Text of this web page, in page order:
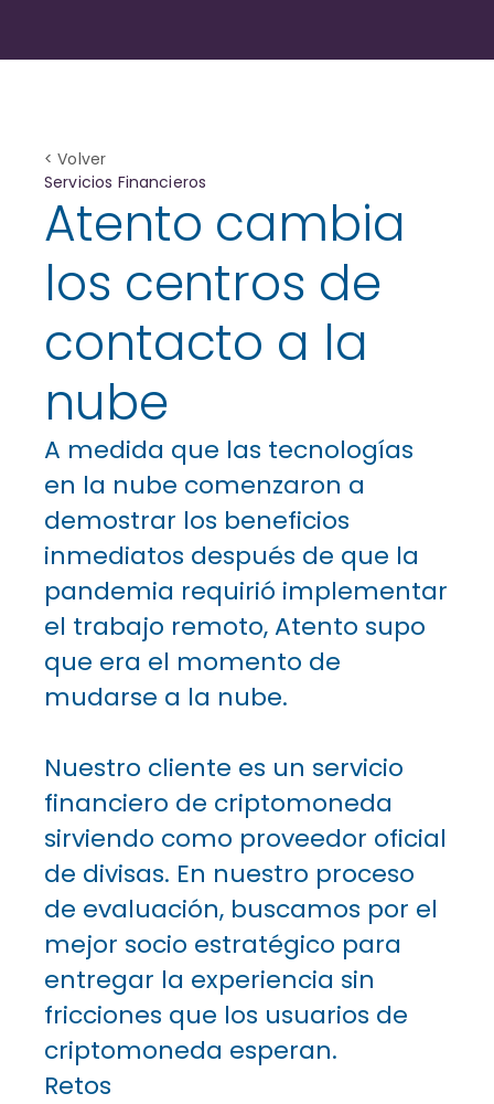
< Volver
Servicios Financieros
Atento cambia
los centros de
contacto a la
nube
A medida que las tecnologías
en la nube comenzaron a
demostrar los beneficios
inmediatos después de que la
pandemia requirió implementar
el trabajo remoto, Atento supo
que era el momento de
mudarse a la nube.
Nuestro cliente es un servicio
financiero de criptomoneda
sirviendo como proveedor oficial
de divisas. En nuestro proceso
de evaluación, buscamos por el
mejor socio estratégico para
entregar la experiencia sin
fricciones que los usuarios de
criptomoneda esperan.
Retos